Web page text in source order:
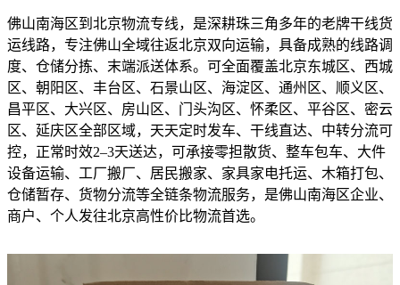
佛山南海区到北京物流专线，是深耕珠三角多年的老牌干线货
运线路，专注佛山全域往返北京双向运输，具备成熟的线路调
度、仓储分拣、末端派送体系。可全面覆盖北京东城区、西城
区、朝阳区、丰台区、石景山区、海淀区、通州区、顺义区、
昌平区、大兴区、房山区、门头沟区、怀柔区、平谷区、密云
区、延庆区全部区域，天天定时发车、干线直达、中转分流可
控，正常时效2–3天送达，可承接零担散货、整车包车、大件
设备运输、工厂搬厂、居民搬家、家具家电托运、木箱打包、
仓储暂存、货物分流等全链条物流服务，是佛山南海区企业、
商户、个人发往北京高性价比物流首选。